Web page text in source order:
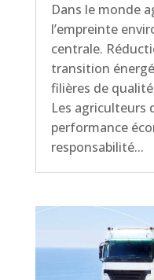
Dans le monde
l’empreinte
centrale.
transition
filières de
Les agriculteurs
performance
responsabilité...